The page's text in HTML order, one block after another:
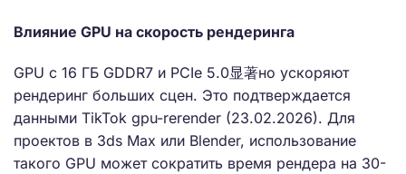
Влияние GPU на скорость рендеринга
GPU с 16 ГБ GDDR7 и PCIe 5.0显著но ускоряют
рендеринг больших сцен. Это подтверждается
данными TikTok gpu-rerender (23.02.2026). Для
проектов в 3ds Max или Blender, использование
такого GPU может сократить время рендера на 30-